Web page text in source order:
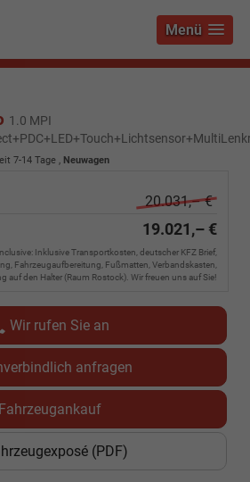
Menü
1.0 MPI
7-14 Tage , Neuwagen
20.031,– €
19.021,– €
Inklusive Transportkosten, deutscher KFZ Brief,
Fahrzeugaufbereitung, Fußmatten, Verbandskasten,
auf den Halter (Raum Rostock). Wir freuen uns auf Sie!
Wir rufen Sie an
anfragen
Fahrzeugankauf
(PDF)